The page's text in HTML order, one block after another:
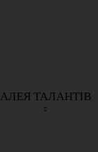
АЛЕЯ ТАЛАНТІВ